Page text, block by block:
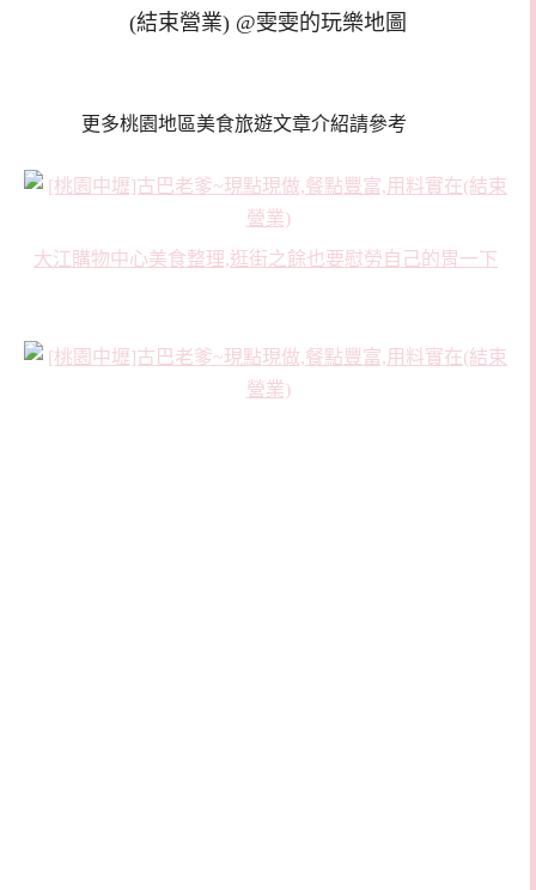
更多桃園地區美食旅遊文章介紹請參考
大江購物中心美食整理,逛街之餘也要慰勞自己的胃一下